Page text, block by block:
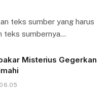
teks sumber yang harus
teks sumbernya…
Misterius Gegerkan